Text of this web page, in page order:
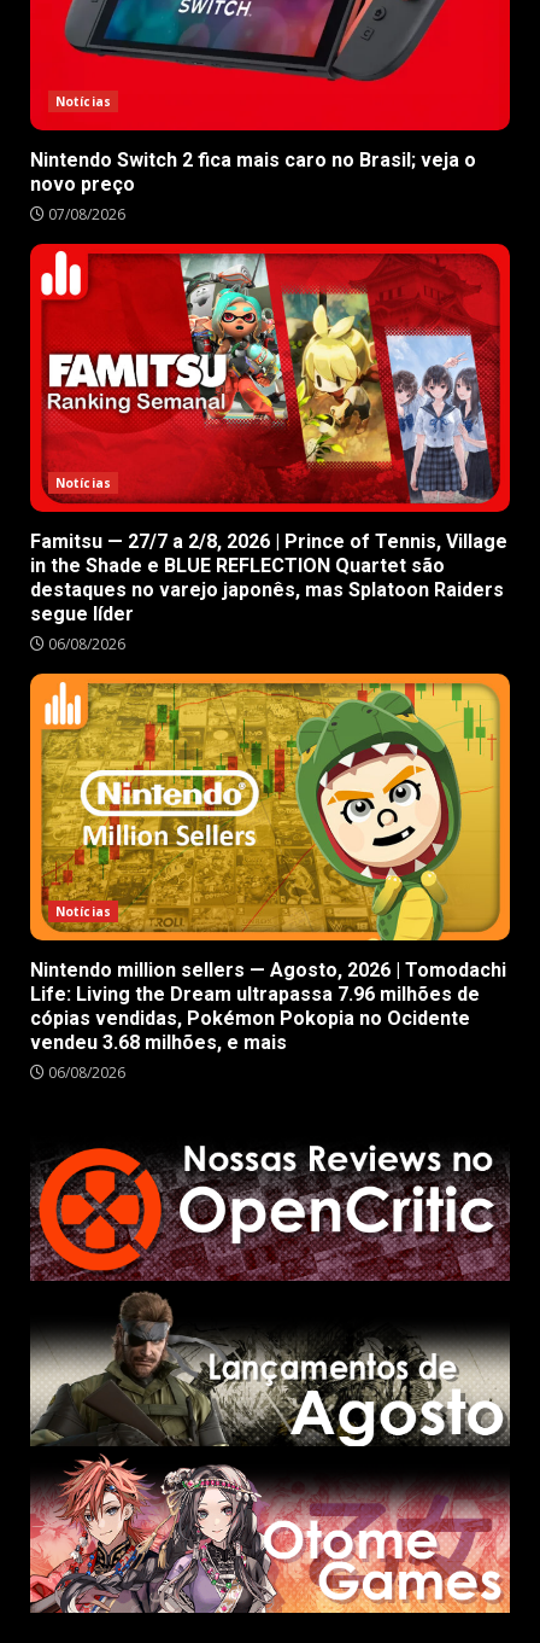
Notícias
Nintendo Switch 2 fica mais caro no Brasil; veja o
novo preço
07/08/2026
Notícias
Famitsu — 27/7 a 2/8, 2026 | Prince of Tennis, Village
in the Shade e BLUE REFLECTION Quartet são
destaques no varejo japonês, mas Splatoon Raiders
segue líder
06/08/2026
Notícias
Nintendo million sellers — Agosto, 2026 | Tomodachi
Life: Living the Dream ultrapassa 7.96 milhões de
cópias vendidas, Pokémon Pokopia no Ocidente
vendeu 3.68 milhões, e mais
06/08/2026